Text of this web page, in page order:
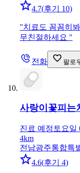
4.7(후기 10)
"치료도 꼼꼼히
무친절하세요 "
전화 팔로
사랑이꽃피는
진료 예정 토요일
4km
전남광주통합특
4.6(후기 4)